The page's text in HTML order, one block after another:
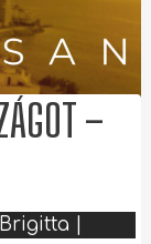
–
Brigitta